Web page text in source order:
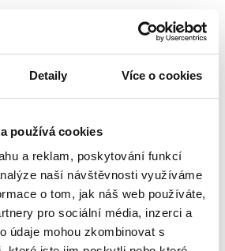
Detaily Více o cookies
používá cookies
a reklam, poskytování funkcí
naší návštěvnosti využíváme
o tom, jak náš web používáte,
pro sociální média, inzerci a
údaje mohou zkombinovat s